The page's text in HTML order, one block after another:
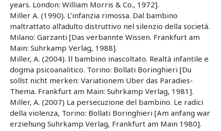
years. London: William Morris & Co., 1972].
Miller A. (1990). L’infanzia rimossa. Dal bambino
maltrattato all’adulto distruttivo nel silenzio della società.
Milano: Garzanti [Das verbannte Wissen. Frankfurt am
Main: Suhrkamp Verlag, 1988].
Miller, A. (2004). Il bambino inascoltato. Realtà infantile e
dogma psicoanalitico. Torino: Bollati Boringhieri [Du
sollst nicht merken: Variationem Uber das Paradies-
Thema. Frankfurt am Main: Suhrkamp Verlag, 1981].
Miller, A. (2007) La persecuzione del bambino. Le radici
della violenza, Torino: Bollati Boringhieri [Am anfang war
erziehung Suhrkamp Verlag, Frankfurt am Main 1980].